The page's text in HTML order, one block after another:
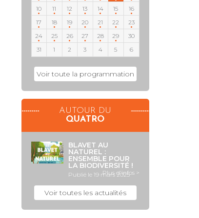
10
11 12 13 14 15
16
17
18 19 20 21 22
23
24
25 26 27 28 29
30
31
1 2 3 4 5 6
Voir toute la programmation
AUTOUR DU
QUATRO
BLAVET AU
NATUREL :
ENSEMBLE POUR
LA BIODIVERSITÉ !
Publié le 19 mars 2025
Plus d'infos >
Voir toutes les actualités